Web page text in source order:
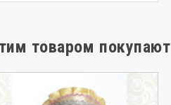
товаром покупают